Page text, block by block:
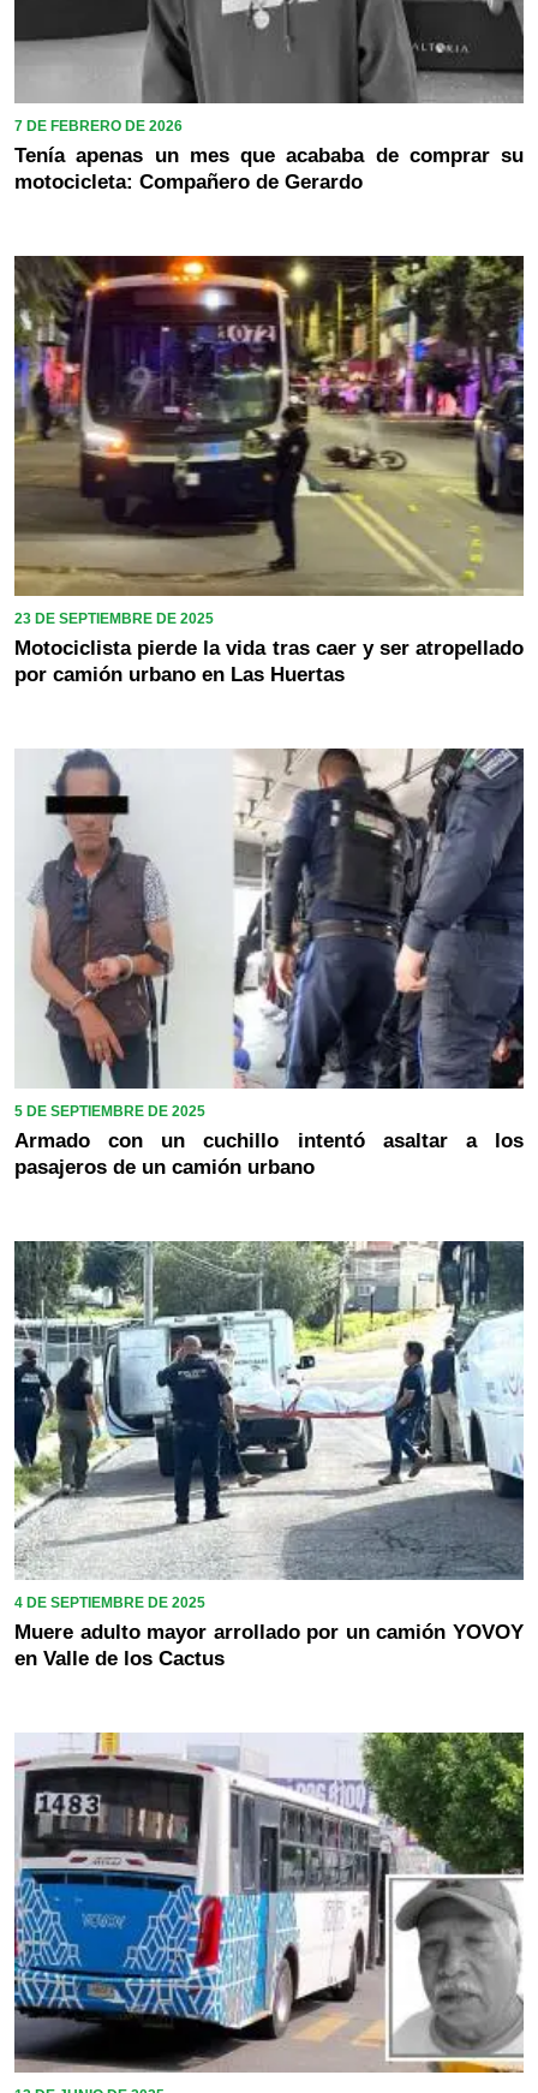
7 DE FEBRERO DE 2026
Tenía apenas un mes que acababa de comprar su
motocicleta: Compañero de Gerardo
23 DE SEPTIEMBRE DE 2025
Motociclista pierde la vida tras caer y ser atropellado
por camión urbano en Las Huertas
5 DE SEPTIEMBRE DE 2025
Armado con un cuchillo intentó asaltar a los
pasajeros de un camión urbano
4 DE SEPTIEMBRE DE 2025
Muere adulto mayor arrollado por un camión YOVOY
en Valle de los Cactus